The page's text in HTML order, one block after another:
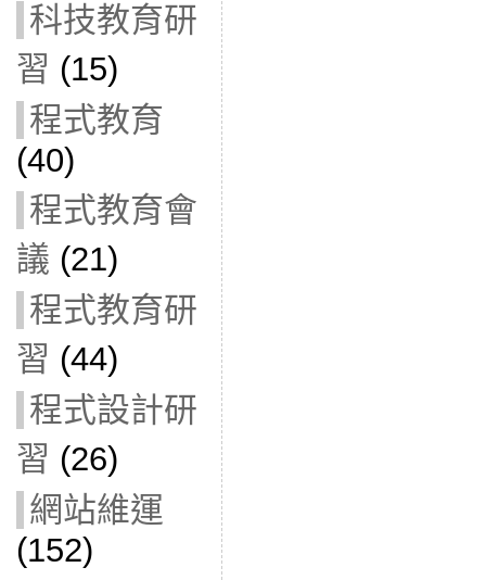
科技教育研
習 (15)
程式教育
(40)
程式教育會
議 (21)
程式教育研
習 (44)
程式設計研
習 (26)
網站維運
(152)